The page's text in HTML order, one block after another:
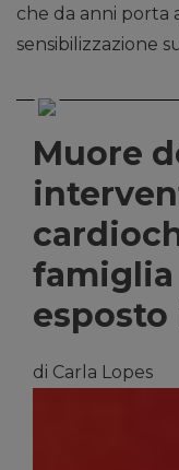
che da anni porta
sensibilizzazione
Muore
famiglia
esposto
di Carla Lopes